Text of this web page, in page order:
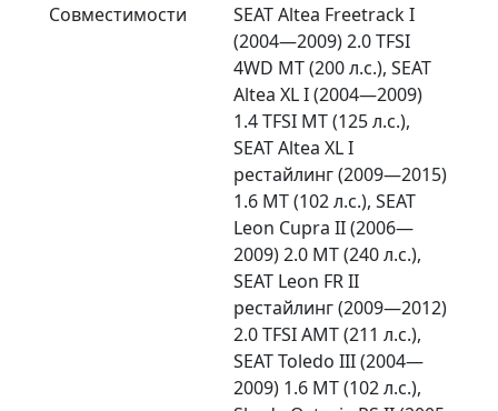
Совместимости
SEAT Altea Freetrack I
(2004—2009) 2.0 TFSI
4WD MT (200 л.с.), SEAT
Altea XL I (2004—2009)
1.4 TFSI MT (125 л.с.),
SEAT Altea XL I
рестайлинг (2009—2015)
1.6 MT (102 л.с.), SEAT
Leon Cupra II (2006—
2009) 2.0 MT (240 л.с.),
SEAT Leon FR II
рестайлинг (2009—2012)
2.0 TFSI AMT (211 л.с.),
SEAT Toledo III (2004—
2009) 1.6 MT (102 л.с.),